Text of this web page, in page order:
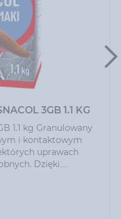
3GB 1.1 KG
1.1 kg Granulowany
i kontaktowym
uprawach
Dzięki